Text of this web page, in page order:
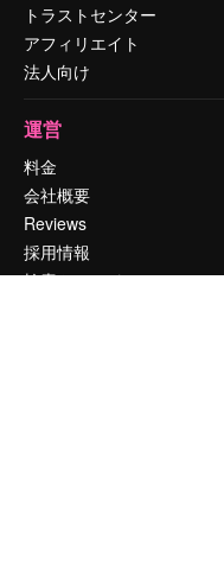
トラストセンター
アフィリエイト
法人向け
運営
料金
会社概要
Reviews
採用情報
検索トレンド